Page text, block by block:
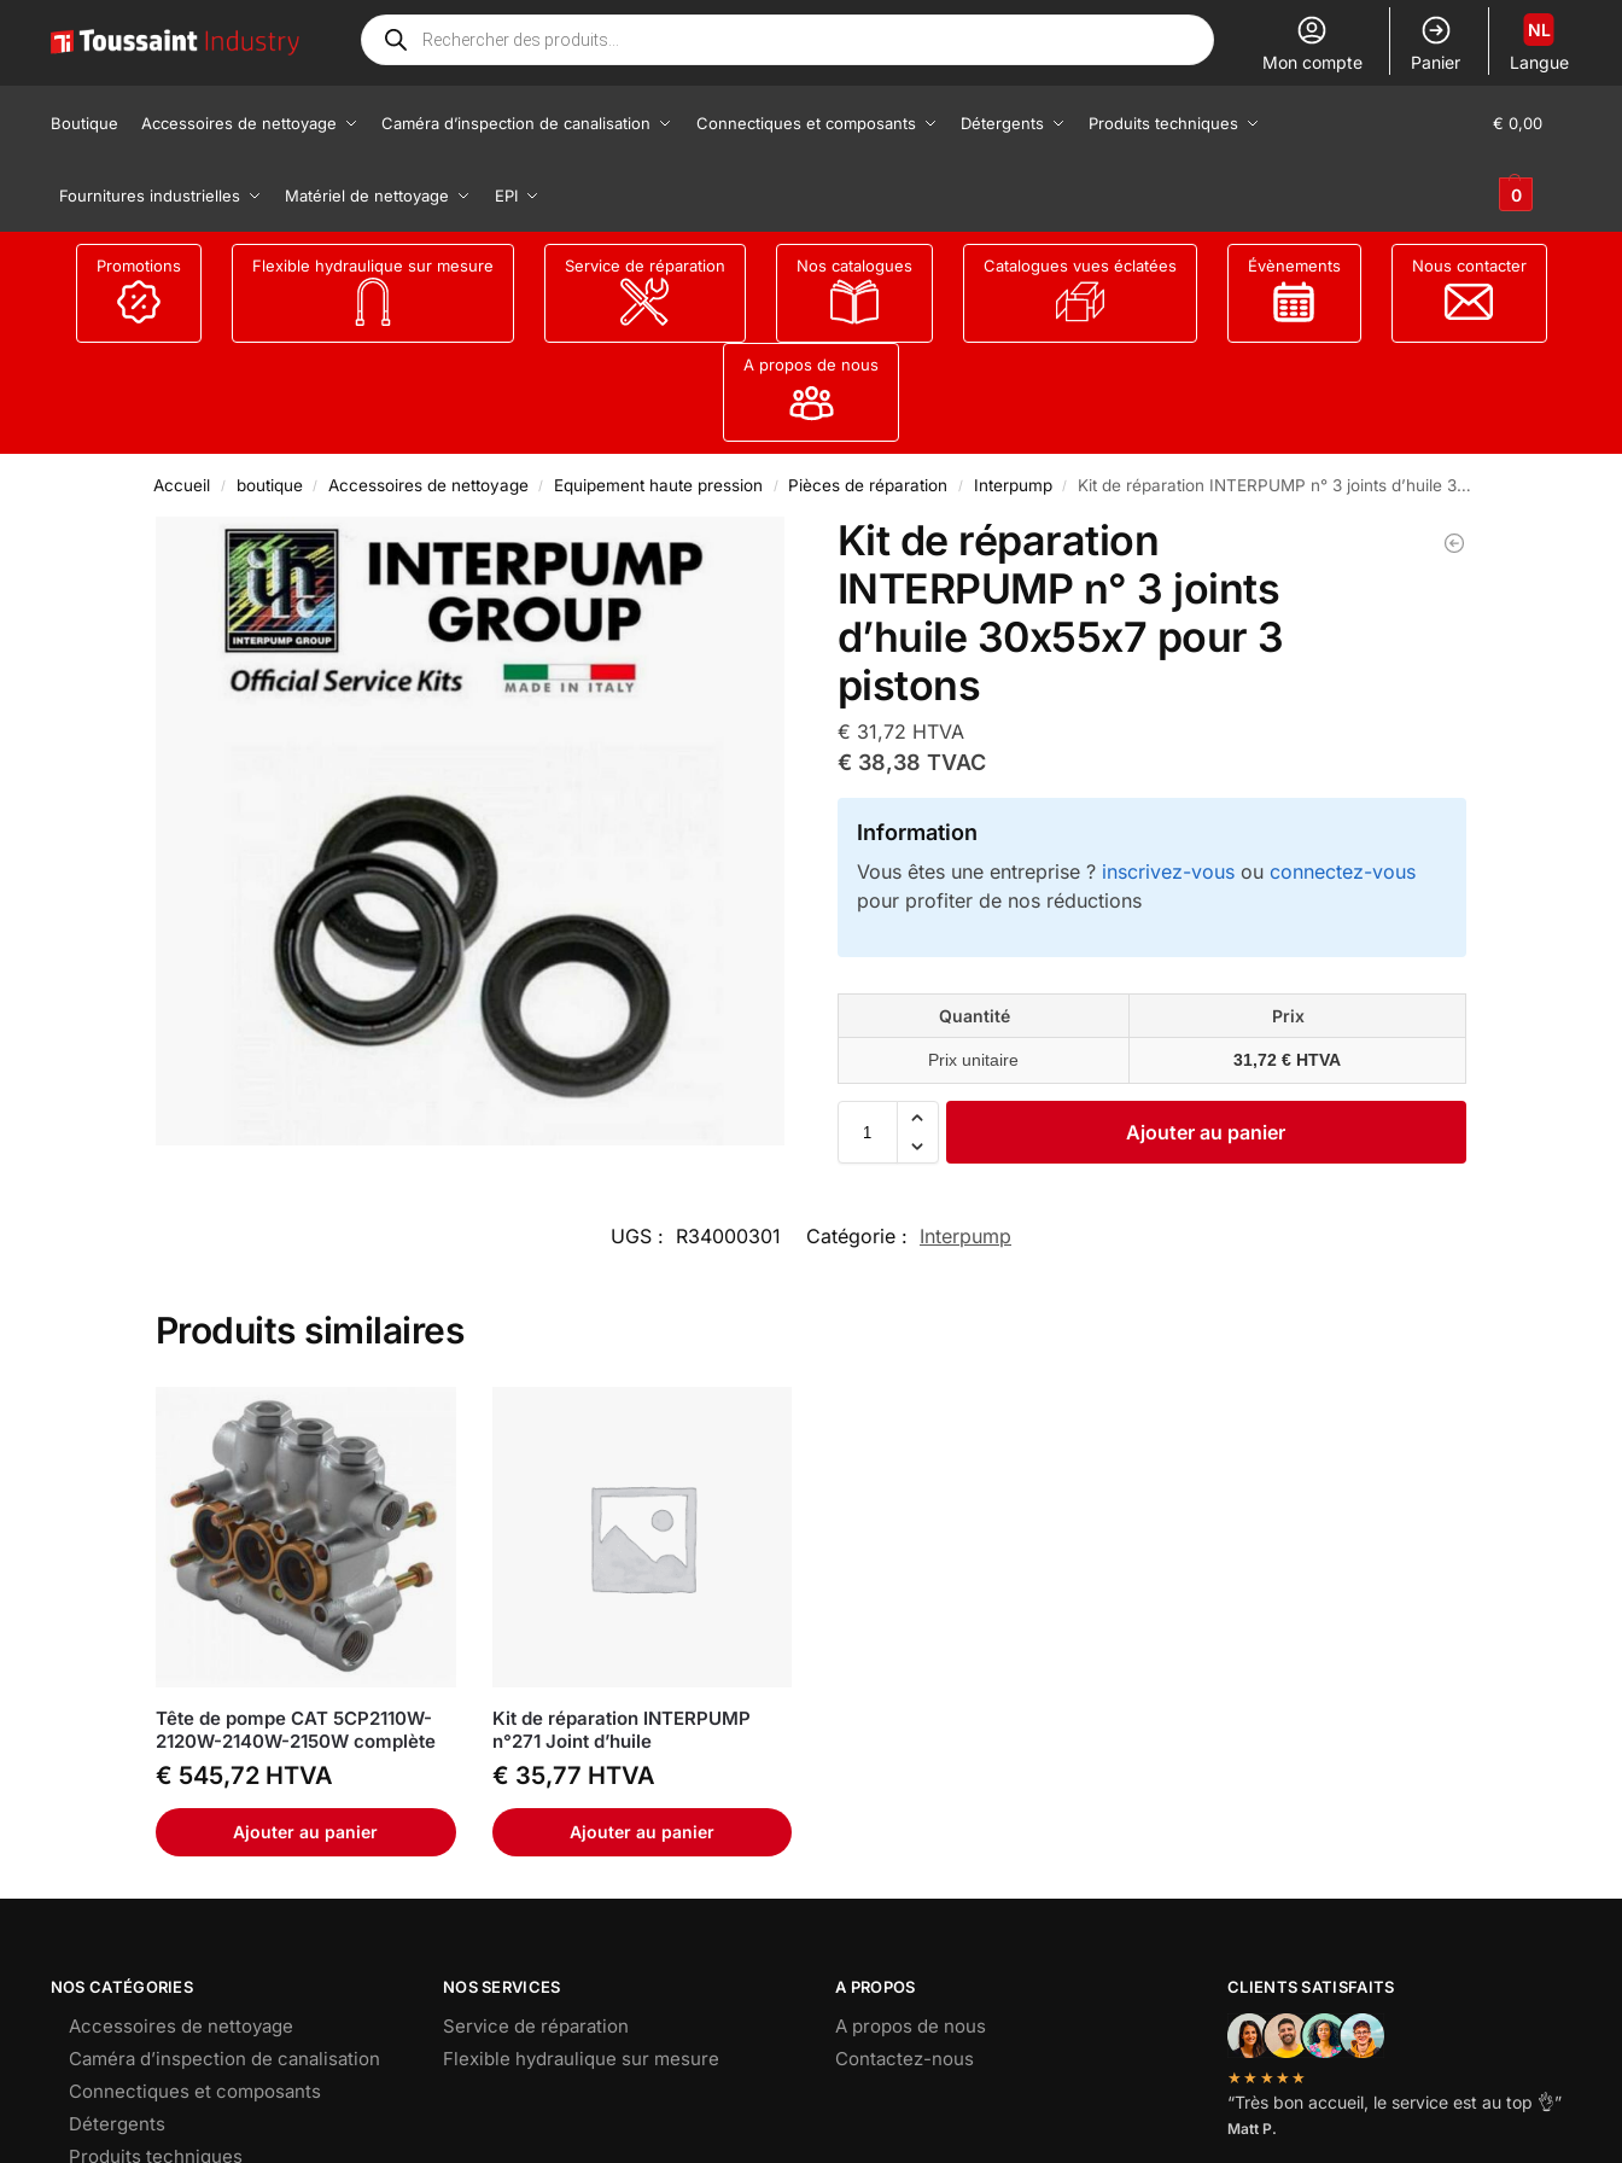
Mon compte Panier Langue
NL
Boutique Accessoires de nettoyage Caméra d’inspection de canalisation Connectiques et composants Détergents Produits techniques
Fournitures industrielles Matériel de nettoyage EPI
€ 0,00
0
Promotions Flexible hydraulique sur mesure Service de réparation Nos catalogues Catalogues vues éclatées Évènements Nous contacter
A propos de nous
Accueil / boutique / Accessoires de nettoyage / Equipement haute pression / Pièces de réparation / Interpump / Kit de réparation INTERPUMP n° 3 joints d’huile 30x55x7 pour 3 pistons
Kit de réparation
INTERPUMP n° 3 joints
d’huile 30x55x7 pour 3
pistons
€ 31,72 HTVA
€ 38,38 TVAC
Information
Vous êtes une entreprise ? inscrivez-vousou connectez-vous
pour profiter de nos réductions
Quantité Prix
Prix unitaire 31,72 € HTVA
Ajouter au panier
UGS : R34000301 Catégorie : Interpump
Produits similaires
Tête de pompe CAT 5CP2110W-
2120W-2140W-2150W complète
€ 545,72 HTVA
Ajouter au panier
Kit de réparation INTERPUMP
n°271 Joint d’huile
€ 35,77 HTVA
Ajouter au panier
NOS CATÉGORIES
Accessoires de nettoyage
Caméra d’inspection de canalisation
Connectiques et composants
Détergents
Produits techniques
NOS SERVICES
Service de réparation
Flexible hydraulique sur mesure
A PROPOS
A propos de nous
Contactez-nous
CLIENTS SATISFAITS
★★★★★
“Très bon accueil, le service est au top 👌”
Matt P.